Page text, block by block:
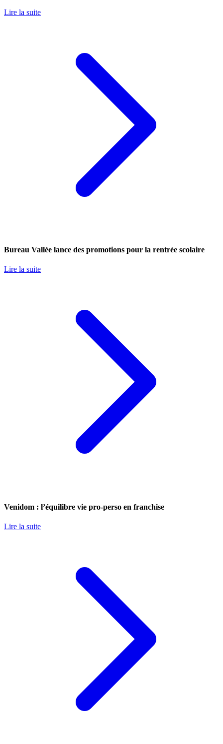
Lire la suite
Bureau Vallée lance des promotions pour la rentrée scolaire
Lire la suite
Venidom : l’équilibre vie pro-perso en franchise
Lire la suite